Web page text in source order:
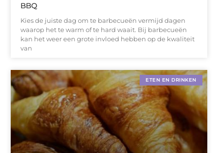
BBQ
Kies de juiste dag om te barbecueën vermijd dagen
waarop het te warm of te hard waait. Bij barbecueën
kan het weer een grote invloed hebben op de kwaliteit
van
ETEN EN DRINKEN